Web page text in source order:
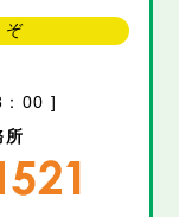
ぞ
：00 ]
所